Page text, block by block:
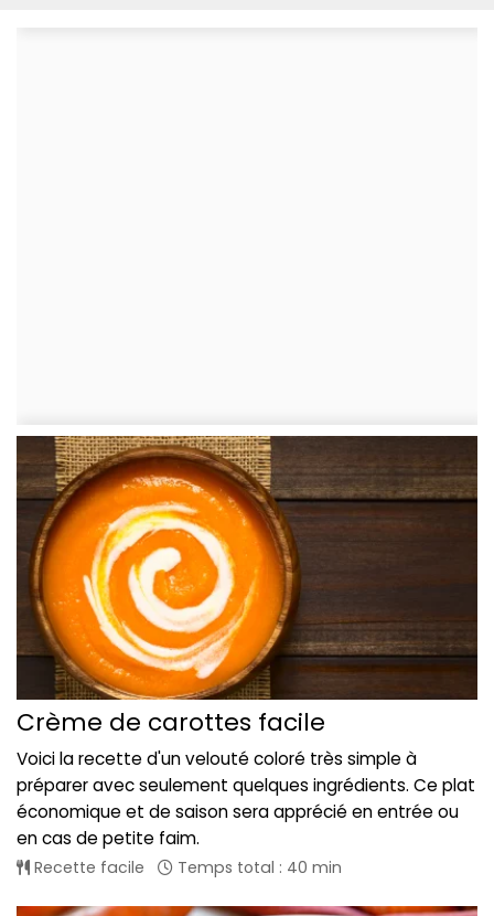
Crème de carottes facile
Voici la recette d'un velouté coloré très simple à
préparer avec seulement quelques ingrédients. Ce plat
économique et de saison sera apprécié en entrée ou
en cas de petite faim.
Recette facile Temps total : 40 min